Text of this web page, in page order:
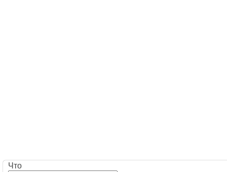
Что